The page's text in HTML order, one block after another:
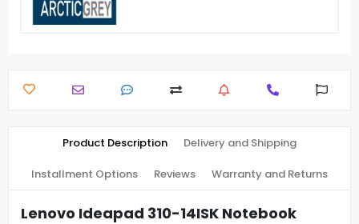
Product Description Delivery and Shipping
Installment Options Reviews Warranty and Returns
Lenovo Ideapad 310-14ISK Notebook